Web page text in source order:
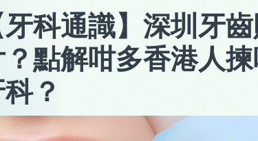
牙科通識】 深圳牙
？點解咁多香港人揀
？